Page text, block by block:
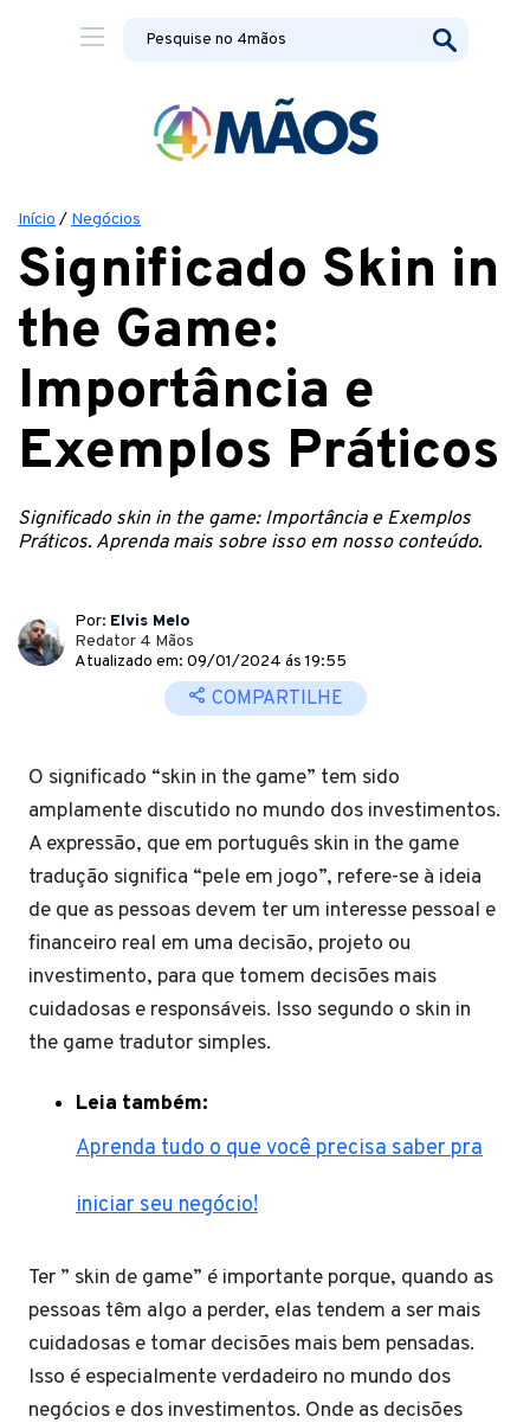
Início / Negócios
Significado Skin in
the Game:
Importância e
Exemplos Práticos
Significado skin in the game: Importância e Exemplos
Práticos. Aprenda mais sobre isso em nosso conteúdo.
Por: Elvis Melo
Redator 4 Mãos
Atualizado em: 09/01/2024 ás 19:55
COMPARTILHE
O significado “skin in the game” tem sido
amplamente discutido no mundo dos investimentos.
A expressão, que em português skin in the game
tradução significa “pele em jogo”, refere-se à ideia
de que as pessoas devem ter um interesse pessoal e
financeiro real em uma decisão, projeto ou
investimento, para que tomem decisões mais
cuidadosas e responsáveis. Isso segundo o skin in
the game tradutor simples.
Leia também:
Aprenda tudo o que você precisa saber pra
iniciar seu negócio!
Ter ” skin de game” é importante porque, quando as
pessoas têm algo a perder, elas tendem a ser mais
cuidadosas e tomar decisões mais bem pensadas.
Isso é especialmente verdadeiro no mundo dos
negócios e dos investimentos. Onde as decisões